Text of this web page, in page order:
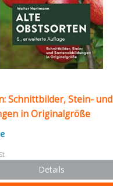
Schnittbilder, Stein- und
in Originalgröße
Details